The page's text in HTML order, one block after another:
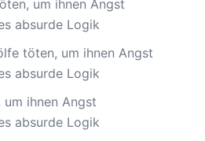
um ihnen Angst
absurde Logik
töten, um ihnen Angst
absurde Logik
ihnen Angst
absurde Logik